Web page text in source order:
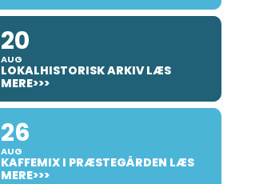
20
AUG
LOKALHISTORISK ARKIV LÆS
MERE>>>
26
AUG
KAFFEMIX I PRÆSTEGÅRDEN LÆS
MERE>>>